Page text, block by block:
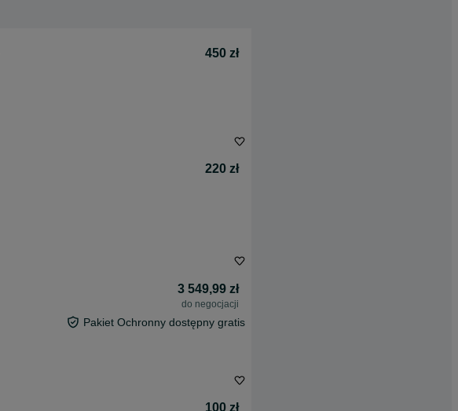
450 zł
220 zł
3 549,99 zł
do negocjacji
Pakiet Ochronny dostępny gratis
100 zł